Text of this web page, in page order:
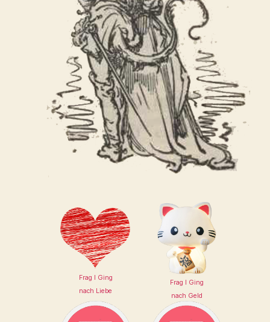
Frag I Ging
nach Liebe
Frag I Ging
nach Geld